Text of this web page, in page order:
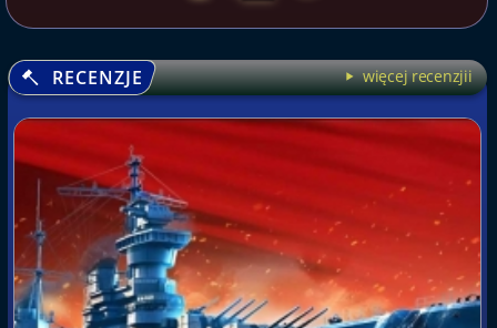
RECENZJE więcej recenzjii